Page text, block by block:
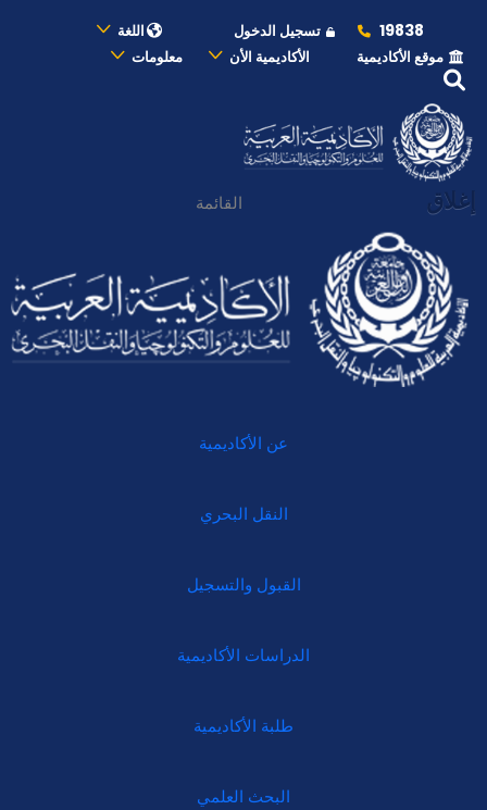
19838 تسجيل الدخول
اللغة
موقع الأكاديمية
الأكاديمية الأن معلومات
إغلاق القائمة
عن الأكاديمية
النقل البحري
القبول والتسجيل
الدراسات الأكاديمية
طلبة الأكاديمية
البحث العلمي